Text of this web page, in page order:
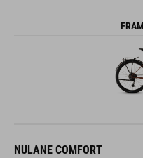
NULANE COMFORT